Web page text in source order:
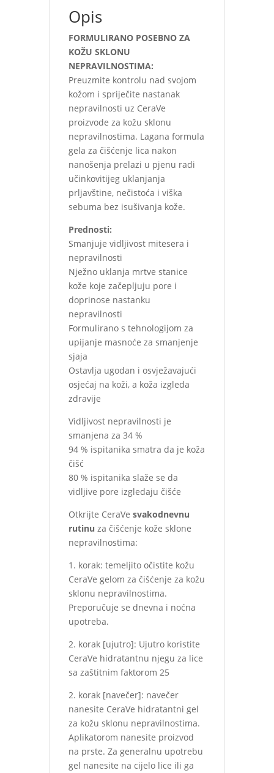
Opis
FORMULIRANO POSEBNO ZA
KOŽU SKLONU
NEPRAVILNOSTIMA:
Preuzmite kontrolu nad svojom
kožom i spriječite nastanak
nepravilnosti uz CeraVe
proizvode za kožu sklonu
nepravilnostima. Lagana formula
gela za čišćenje lica nakon
nanošenja prelazi u pjenu radi
učinkovitijeg uklanjanja
prljavštine, nečistoća i viška
sebuma bez isušivanja kože.
Prednosti:
Smanjuje vidljivost mitesera i
nepravilnosti
Nježno uklanja mrtve stanice
kože koje začepljuju pore i
doprinose nastanku
nepravilnosti
Formulirano s tehnologijom za
upijanje masnoće za smanjenje
sjaja
Ostavlja ugodan i osvježavajući
osjećaj na koži, a koža izgleda
zdravije
Vidljivost nepravilnosti je
smanjena za 34 %
94 % ispitanika smatra da je koža
čišć
80 % ispitanika slaže se da
vidljive pore izgledaju čišće
Otkrijte CeraVe svakodnevnu
rutinu za čišćenje kože sklone
nepravilnostima:
1. korak: temeljito očistite kožu
CeraVe gelom za čišćenje za kožu
sklonu nepravilnostima.
Preporučuje se dnevna i noćna
upotreba.
2. korak [ujutro]: Ujutro koristite
CeraVe hidratantnu njegu za lice
sa zaštitnim faktorom 25
2. korak [navečer]: navečer
nanesite CeraVe hidratantni gel
za kožu sklonu nepravilnostima.
Aplikatorom nanesite proizvod
na prste. Za generalnu upotrebu
gel nanesite na cijelo lice ili ga